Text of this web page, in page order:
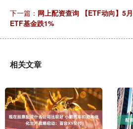
下一篇： 网上配资查询 【ETF动向】5
ETF基金跌1%
相关文章